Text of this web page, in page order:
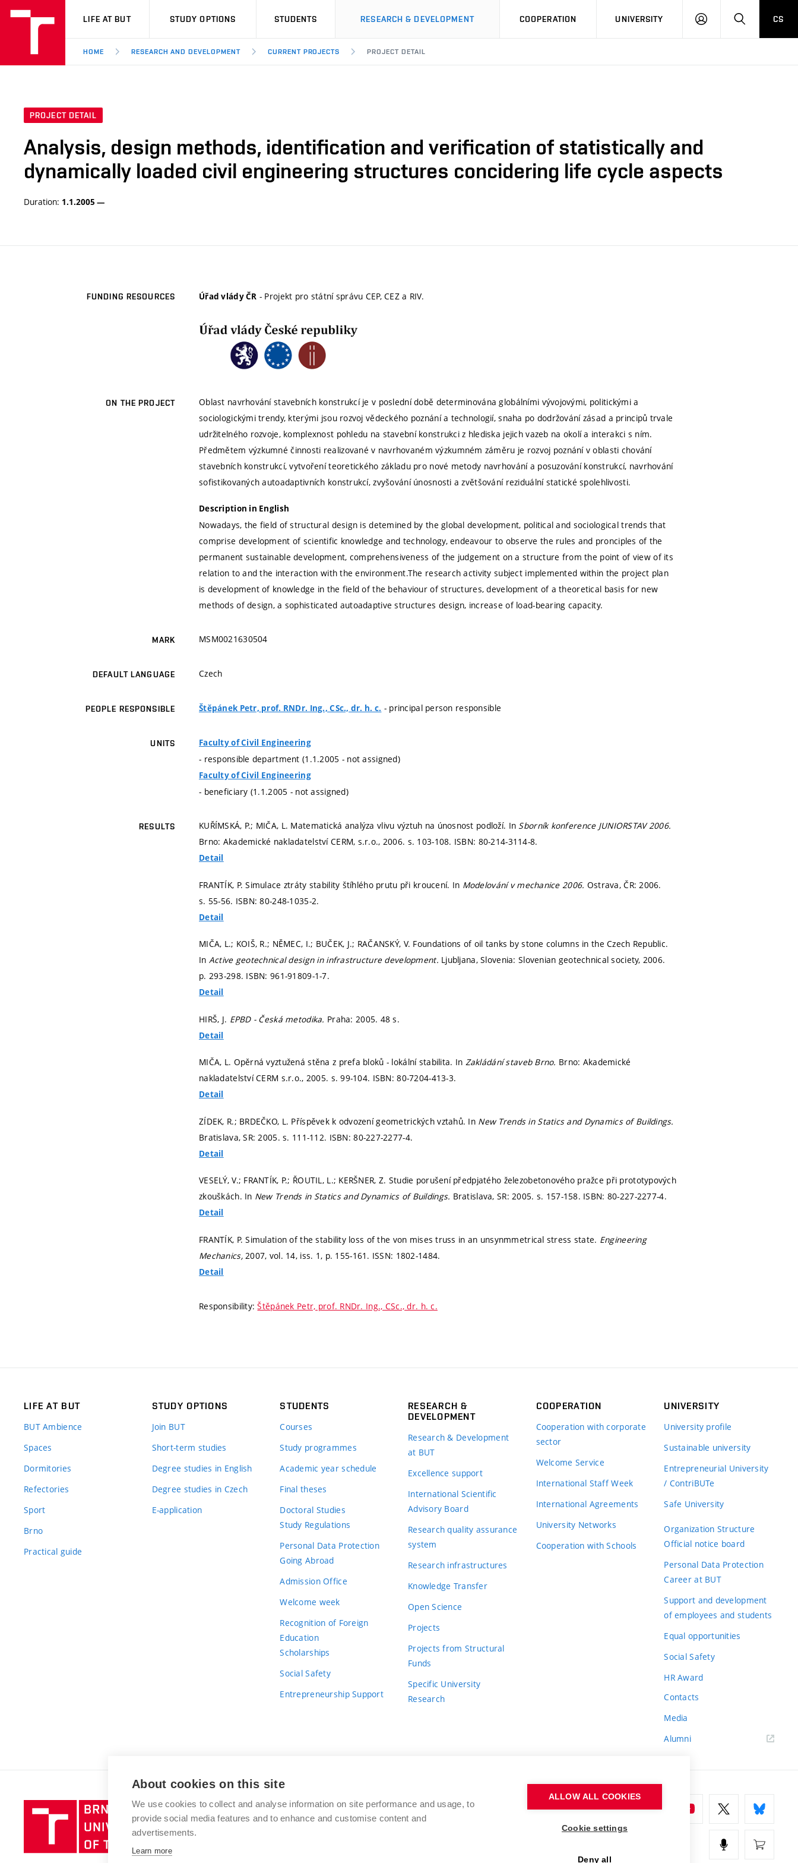
VUT
LIFE AT BUT STUDY OPTIONS STUDENTS RESEARCH & DEVELOPMENT COOPERATION UNIVERSITY
LOG
SEARCHCS
HOME RESEARCH AND DEVELOPMENT CURRENT PROJECTS PROJECT DETAIL
PROJECT DETAIL
Analysis, design methods, identification and verification of statistically and
dynamically loaded civil engineering structures concidering life cycle aspects
Duration: 1.1.2005 —
FUNDING RESOURCES Úřad vlády ČR - Projekt pro státní správu CEP, CEZ a RIV.
ON THE PROJECT
Oblast navrhování stavebních konstrukcí je v poslední době determinována globálními vývojovými, politickými a
sociologickými trendy, kterými jsou rozvoj vědeckého poznání a technologií, snaha po dodržování zásad a principů trvale
udržitelného rozvoje, komplexnost pohledu na stavební konstrukci z hlediska jejich vazeb na okolí a interakci s ním.
Předmětem výzkumné činnosti realizované v navrhovaném výzkumném záměru je rozvoj poznání v oblasti chování
stavebních konstrukcí, vytvoření teoretického základu pro nové metody navrhování a posuzování konstrukcí, navrhování
sofistikovaných autoadaptivních konstrukcí, zvyšování únosnosti a zvětšování reziduální statické spolehlivosti.
Description in English
Nowadays, the field of structural design is detemined by the global development, political and sociological trends that
comprise development of scientific knowledge and technology, endeavour to observe the rules and pronciples of the
permanent sustainable development, comprehensiveness of the judgement on a structure from the point of view of its
relation to and the interaction with the environment.The research activity subject implemented within the project plan
is development of knowledge in the field of the behaviour of structures, development of a theoretical basis for new
methods of design, a sophisticated autoadaptive structures design, increase of load-bearing capacity.
MARK MSM0021630504
DEFAULT LANGUAGE Czech
PEOPLE RESPONSIBLE Štěpánek Petr, prof. RNDr. Ing., CSc., dr. h. c. - principal person responsible
UNITS Faculty of Civil Engineering
- responsible department (1.1.2005 - not assigned)
Faculty of Civil Engineering
- beneficiary (1.1.2005 - not assigned)
RESULTS KUŘÍMSKÁ, P.; MIČA, L. Matematická analýza vlivu výztuh na únosnost podloží. In Sborník konference JUNIORSTAV 2006.
Brno: Akademické nakladatelství CERM, s.r.o., 2006. s. 103-108. ISBN: 80-214-3114-8.
Detail
FRANTÍK, P. Simulace ztráty stability štíhlého prutu při kroucení. In Modelování v mechanice 2006. Ostrava, ČR: 2006.
s. 55-56. ISBN: 80-248-1035-2.
Detail
MIČA, L.; KOIŠ, R.; NĚMEC, I.; BUČEK, J.; RAČANSKÝ, V. Foundations of oil tanks by stone columns in the Czech Republic.
In Active geotechnical design in infrastructure development. Ljubljana, Slovenia: Slovenian geotechnical society, 2006.
p. 293-298. ISBN: 961-91809-1-7.
Detail
HIRŠ, J. EPBD - Česká metodika. Praha: 2005. 48 s.
Detail
MIČA, L. Opěrná vyztužená stěna z prefa bloků - lokální stabilita. In Zakládání staveb Brno. Brno: Akademické
nakladatelství CERM s.r.o., 2005. s. 99-104. ISBN: 80-7204-413-3.
Detail
ZÍDEK, R.; BRDEČKO, L. Příspěvek k odvození geometrických vztahů. In New Trends in Statics and Dynamics of Buildings.
Bratislava, SR: 2005.s. 111-112. ISBN: 80-227-2277-4.
Detail
VESELÝ, V.; FRANTÍK, P.; ŘOUTIL, L.; KERŠNER, Z. Studie porušení předpjatého železobetonového pražce při prototypových
zkouškách. In New Trends in Statics and Dynamics of Buildings. Bratislava, SR: 2005. s. 157-158. ISBN: 80-227-2277-4.
Detail
FRANTÍK, P. Simulation of the stability loss of the von mises truss in an unsynmmetrical stress state. Engineering
Mechanics, 2007, vol. 14, iss. 1, p. 155-161. ISSN: 1802-1484.
Detail
Responsibility:Štěpánek Petr, prof. RNDr. Ing., CSc., dr. h. c.
LIFE AT BUT
BUT Ambience
Spaces
Dormitories
Refectories
Sport
Brno
Practical guide
STUDY OPTIONS
Join BUT
Short-term studies
Degree studies in English
Degree studies in Czech
E-application
STUDENTS
Courses
Study programmes
Academic year schedule
Final theses
Doctoral Studies
Study Regulations
Personal Data Protection
Going Abroad
Admission Office
Welcome week
Recognition of Foreign
Education
Scholarships
Social Safety
Entrepreneurship Support
RESEARCH &
DEVELOPMENT
Research & Development
at BUT
Excellence support
International Scientific
Advisory Board
Research quality assurance
system
Research infrastructures
Knowledge Transfer
Open Science
Projects
Projects from Structural
Funds
Specific University
Research
COOPERATION
Cooperation with corporate
sector
Welcome Service
International Staff Week
International Agreements
University Networks
Cooperation with Schools
UNIVERSITY
University profile
Sustainable university
Entrepreneurial University
/ ContriBUTe
Safe University
Organization Structure
Official notice board
Personal Data Protection
Career at BUT
Support and development
of employees and students
Equal opportunities
Social Safety
HR Award
Contacts
Media
Alumni
Brno
University
of
BRNO UNIVERSITY OF TECHNOLOGY
Antonínská 548/1
www.vut.cz
About cookies on this site
We use cookies to collect and analyse information on site performance and usage, to
provide social media features and to enhance and customise content and
advertisements.
Learn more
ALLOW ALL COOKIES
Cookie settings
Deny all